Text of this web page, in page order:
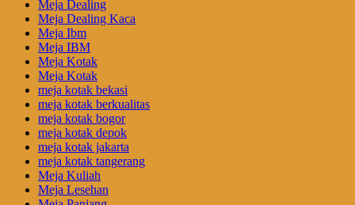
Meja Dealing
Meja Dealing Kaca
Meja Ibm
Meja IBM
Meja Kotak
Meja Kotak
meja kotak bekasi
meja kotak berkualitas
meja kotak bogor
meja kotak depok
meja kotak jakarta
meja kotak tangerang
Meja Kuliah
Meja Lesehan